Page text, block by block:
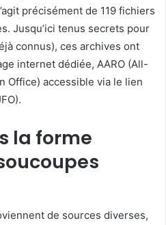
précisément de 119 fichiers
Jusqu’ici tenus secrets pour
connus), ces archives ont
internet dédiée, AARO (All-
Office) accessible via le lien
la forme
de sources diverses,